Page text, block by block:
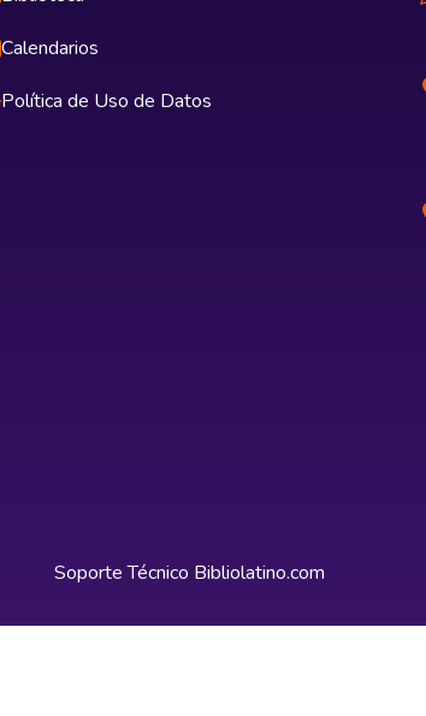
Calendarios
Política de Uso de Datos
Soporte Técnico Bibliolatino.com